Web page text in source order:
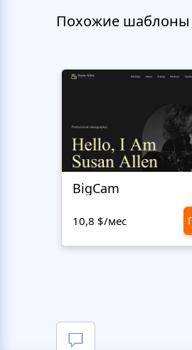
Похожие шаблоны
BigCam
10,8 $/мес